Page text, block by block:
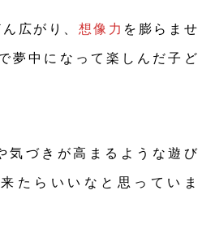
広がり、 想像力 を膨らませ
夢中になって楽しんだ子ど
気づきが高まるような遊び
たらいいなと思っていま